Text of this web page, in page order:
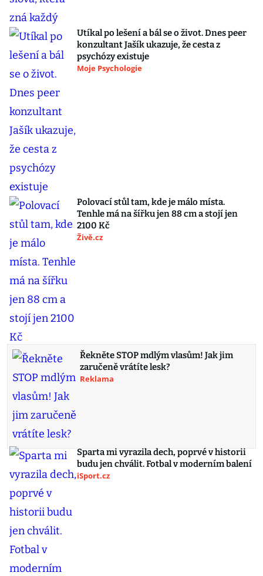
Utíkal po lešení a bál se o život. Dnes peer
konzultant Jašík ukazuje, že cesta z
psychózy existuje
Moje Psychologie
Polovací stůl tam, kde je málo místa.
Tenhle má na šířku jen 88 cm a stojí jen
2100 Kč
Živě.cz
Řekněte STOP mdlým vlasům! Jak jim
zaručeně vrátíte lesk?
Reklama
Sparta mi vyrazila dech, poprvé v historii
budu jen chválit. Fotbal v moderním balení
iSport.cz